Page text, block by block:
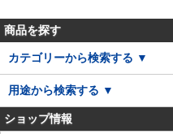
商品を探す
カテゴリーから検索する ▼
用途から検索する ▼
ショップ情報